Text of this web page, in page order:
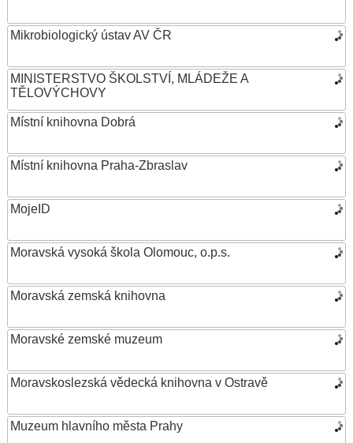
Mikrobiologický ústav AV ČR
MINISTERSTVO ŠKOLSTVÍ, MLÁDEŽE A
TĚLOVÝCHOVY
Místní knihovna Dobrá
Místní knihovna Praha-Zbraslav
MojeID
Moravská vysoká škola Olomouc, o.p.s.
Moravská zemská knihovna
Moravské zemské muzeum
Moravskoslezská vědecká knihovna v Ostravě
Muzeum hlavního města Prahy